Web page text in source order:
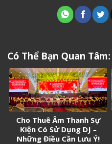
Có Thể Bạn Quan Tâm:
Cho Thuê Âm Thanh Sự
Kiện Có Sử Dụng DJ –
Những Điều Cần Lưu Ý!